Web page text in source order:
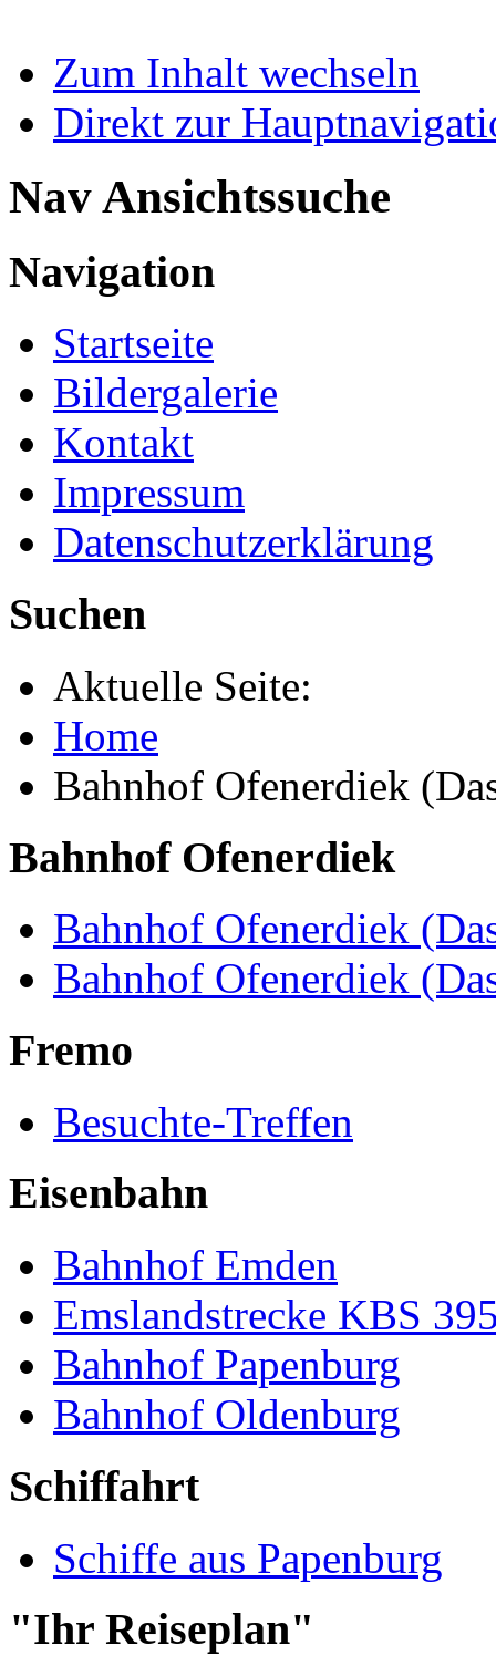
Zum Inhalt wechseln
Direkt zur
Nav Ansichtssuche
Navigation
Startseite
Bildergalerie
Kontakt
Impressum
Datenschutzerklärung
Suchen
Aktuelle Seite:
Home
Bahnhof Ofenerdiek
Bahnhof Ofenerdiek
Bahnhof Ofenerdiek
Bahnhof Ofenerdiek
Fremo
Besuchte-Treffen
Eisenbahn
Bahnhof Emden
Emslandstrecke KBS
Bahnhof Papenburg
Bahnhof Oldenburg
Schiffahrt
Schiffe aus Papenburg
"Ihr Reiseplan"